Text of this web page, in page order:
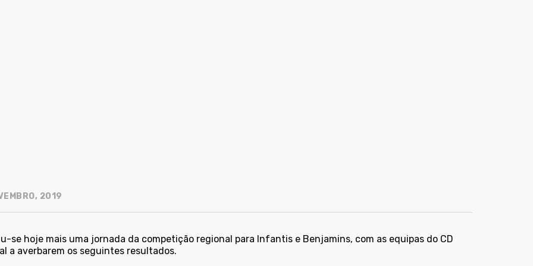
2019
se hoje mais uma jornada da competição regional para Infantis e Benjamins, com as equipas do CD
a averbarem os seguintes resultados.